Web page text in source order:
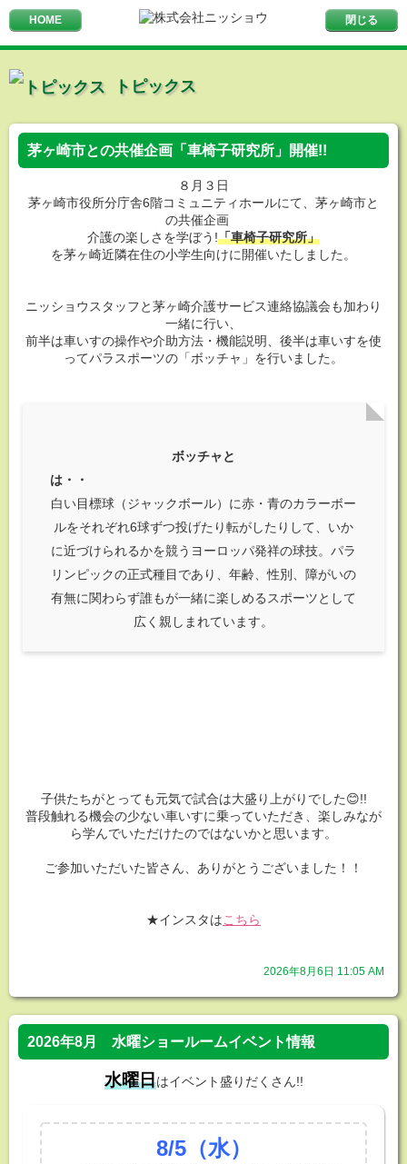
HOME メニュー
トピックス
茅ヶ崎市との共催企画「車椅子研究所」開催!!
８月３日
茅ヶ崎市役所分庁舎6階コミュニティホールにて、 茅ヶ崎市と
の共催企画
介護の楽しさを学ぼう!「車椅子研究所」
を茅ヶ崎近隣在住の小学生向けに開催いたしました。
ニッショウスタッフと茅ヶ崎介護サービス連絡協議会も加わり
一緒に行い、
前半は車いすの操作や介助方法・機能説明、 後半は車いすを使
ってパラスポーツの「ボッチャ」を行いました。
ボッチャと
は・・
白い目標球（ジャックボール）に赤・青のカラーボー
ルをそれぞれ6球ずつ投げたり転がしたりして、いか
に近づけられるかを競うヨーロッパ発祥の球技。パラ
リンピックの正式種目であり、年齢、性別、障がいの
有無に関わらず誰もが一緒に楽しめるスポーツとして
広く親しまれています。
子供たちがとっても元気で試合は大盛り上がりでした😊!!
普段触れる機会の少ない車いすに乗っていただき、楽しみなが
ら学んでいただけたのではないかと思います。
ご参加いただいた皆さん、ありがとうございました！！
★インスタはこちら
2026年8月6日 11:05 AM
2026年8月 水曜ショールームイベント情報
水曜日はイベント盛りだくさん!!
8/5（水）
閉じる